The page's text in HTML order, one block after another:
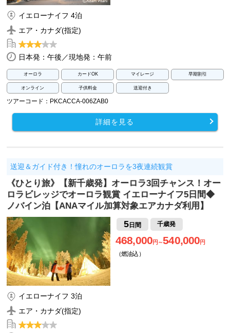
イエローナイフ 4泊
エア・カナダ(指定)
日本発：午後／現地発：午前
オーロラ カードOK マイレージ 早期割引
オンライン 子供料金 送迎付き
ツアーコード：PKCACCA-006ZAB0
詳細を見る
送迎＆ガイド付き！憧れのオーロラを3夜連続観賞
《ひとり旅》【新千歳発】オーロラ3回チャンス！オー
ロラビレッジでオーロラ観賞 イエローナイフ5日間◆
ノバイン泊【ANAマイル加算対象エアカナダ利用】
5日間 千歳発
468,000円～540,000円
（燃油込）
イエローナイフ 3泊
エア・カナダ(指定)